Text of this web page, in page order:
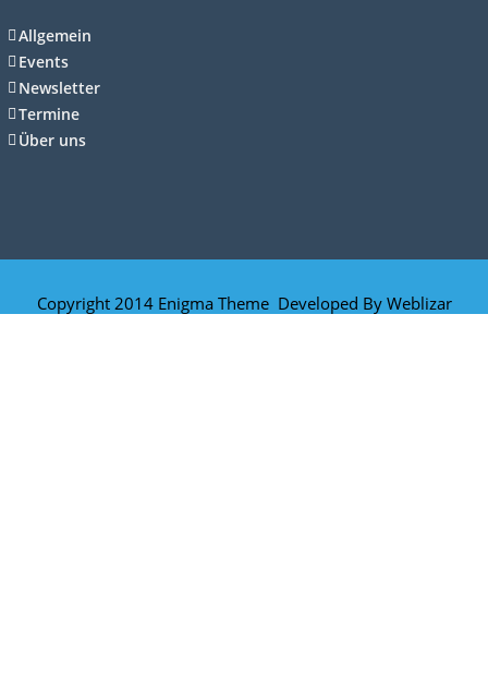
Allgemein
Events
Newsletter
Termine
Über uns
Copyright 2014 Enigma Theme Developed By Weblizar